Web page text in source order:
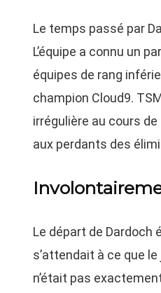
Le temps passé par
L’équipe a connu un
équipes de rang
champion Cloud9.
irrégulière au cours
aux perdants des
Le départ de Dardoch
s’attendait à ce que
n’était pas